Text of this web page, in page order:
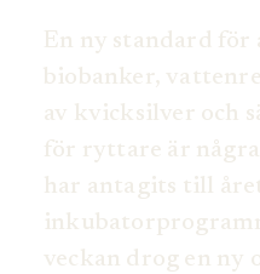
En ny standard
biobanker,
av kvicksilver och
för ryttare är
har antagits till
veckan drog en ny